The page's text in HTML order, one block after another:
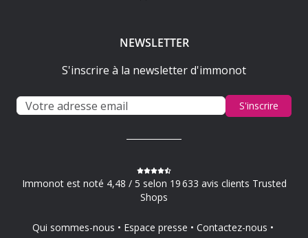
NEWSLETTER
S'inscrire à la newsletter d'immonot
S'inscrire
Immonot est noté 4,48 / 5 selon 19 633 avis clients Trusted
Shops
Qui sommes-nous Espace presse
Contactez-nous